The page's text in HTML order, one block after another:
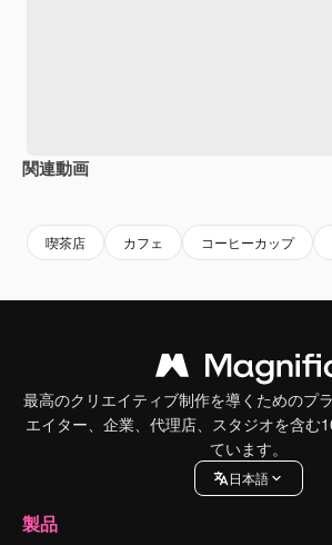
関連動画
喫茶店 カフェ コーヒーカップ
最高のクリエイティブ制作を導くためのプ
エイター、企業、代理店、スタジオを含む
ています。
日本語
製品